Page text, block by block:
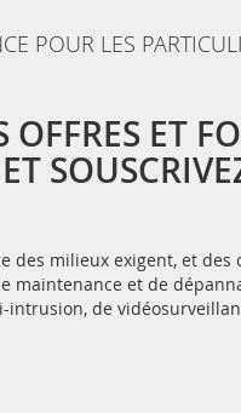
POUR LES
ET
des milieux exigent, et
maintenance et de
intrusion, de